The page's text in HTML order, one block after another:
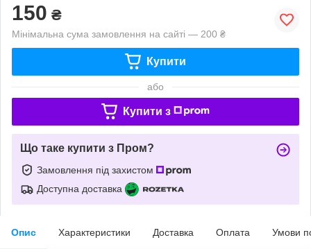
150 ₴
Мінімальна сума замовлення на сайті — 200 ₴
Купити
або
Купити з
Що таке купити з Пром?
Замовлення під захистом
Доступна доставка
Опис Характеристики Доставка Оплата Умови